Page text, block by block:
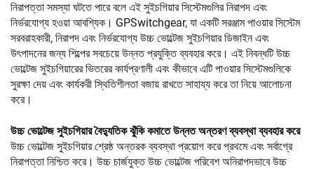
Sampark Kora
নিরাপত্তা সমস্যা ঘটতে পারে বলে এই সুইচগিয়ার সিস্টেমগুলির নিরাপদ এবং
নির্ভরযোগ্য হওয়া আবশ্যিক। GPSwitchgear, যা একটি সরঞ্জাম পাওয়ার সিস্টেম
সরবরাহকারী, নিরাপদ এবং নির্ভরযোগ্য উচ্চ ভোল্টেজ সুইচগিয়ার ডিজাইন এবং
উৎপাদনের জন্য শিল্পের সবচেয়ে উন্নত প্রযুক্তি ব্যবহার করে। এই নিবন্ধটি উচ্চ
ভোল্টেজ সুইচগিয়ারের ভিতরের কার্যপ্রণালী এবং কীভাবে এটি পাওয়ার সিস্টেমগুলিকে
সুরক্ষা দেয় এবং কার্যকরী স্থিতিশীলতা বজায় রাখতে সাহায্য করে তা নিয়ে আলোচনা
করে।
উচ্চ ভোল্টেজ সুইচগিয়ার বৈদ্যুতিক ঝুঁকি কমাতে উন্নত অন্তরণ ব্যবস্থা ব্যবহার করে
উচ্চ ভোল্টেজ সুইচগিয়ার শ্রেষ্ঠ অন্তরক ব্যবস্থা প্রয়োগ করে প্রথমে এবং সর্বাগ্রে
নিরাপত্তা নিশ্চিত করে। উচ্চ চার্জযুক্ত উচ্চ ভোল্টেজ পরিবেশ অনিরাপদভাবে উচ্চ